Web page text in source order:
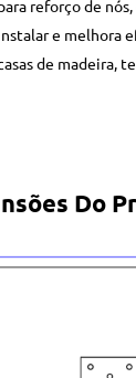
reforço de
e melhora
de madeira,
Do